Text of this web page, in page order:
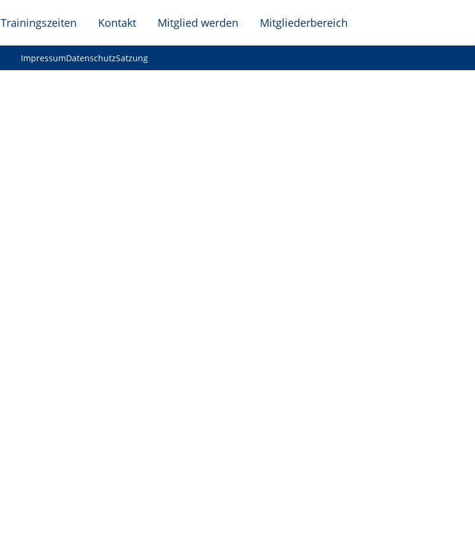
Trainingszeiten Kontakt Mitglied werden Mitgliederbereich
ImpressumDatenschutzSatzung